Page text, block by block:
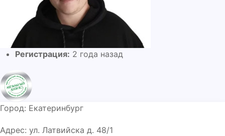
Регистрация: 2 года назад
Город: Екатеринбург
Адрес: ул. Латвийска д. 48/1